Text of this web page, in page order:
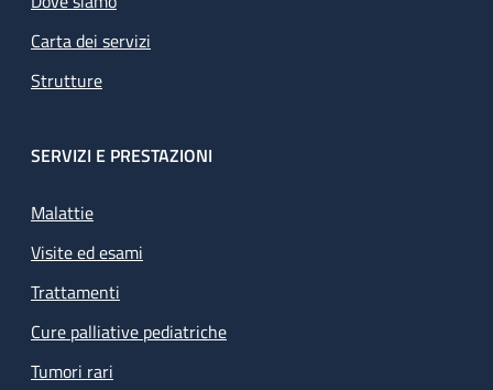
Carta dei servizi
Strutture
SERVIZI E PRESTAZIONI
Malattie
Visite ed esami
Trattamenti
Cure palliative pediatriche
Tumori rari